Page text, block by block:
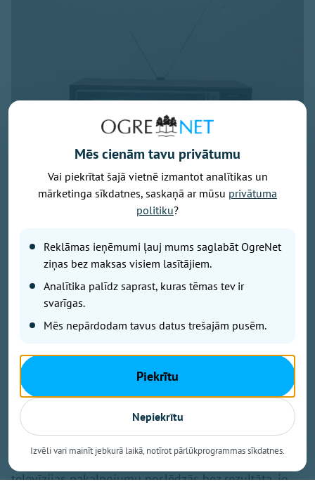
Ziņa par maksas Virszemes TV pārtraukšanu daļai
skatītāju radījusi bažas: vai nākamgad televizors
vairs neko nerādīs, būs jāmaina antena un dekoders
vai obligāti jāpieslēdz internets? Tas, ka no nākamā
televīziju, nebūt nenozīmē, ka ar antenu uztveramā
būs pieejamas arī turpmāk, bet pašreizējiem maksas
pakalpojuma klientiem nāksies izvēlēties citus
risinājumus.
Satiksmes ministrija skaidro, ka konkurss par
tiesībām no 2027. gada nodrošināt maksas zemes
televīzijas pakalpojumu noslēdzās bez rezultāta, jo
Mēs cienām tavu privātumu
Vai piekrītat šajā vietnē izmantot analītikas un
mārketinga sīkdatnes, saskaņā ar mūsu privātuma
politiku?
Reklāmas ieņēmumi ļauj mums saglabāt OgreNet
ziņas bez maksas visiem lasītājiem.
Analītika palīdz saprast, kuras tēmas tev ir
svarīgas.
Mēs nepārdodam tavus datus trešajām pusēm.
Piekrītu
Nepiekrītu
Izvēli vari mainīt jebkurā laikā, notīrot pārlūkprogrammas sīkdatnes.